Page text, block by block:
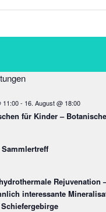
11:00- 16. August @ 18:00
für Kinder –
Rejuvenation
interessante